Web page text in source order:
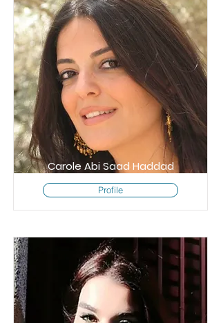
Carole Abi Saad Haddad
Profile